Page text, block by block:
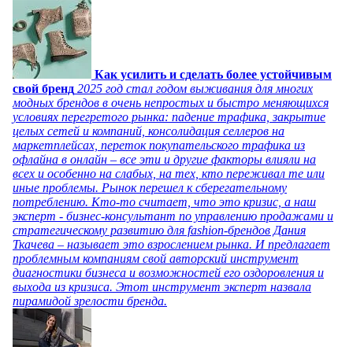
Как усилить и сделать более устойчивым
свой бренд 2025 год стал годом выживания для многих
модных брендов в очень непростых и быстро меняющихся
условиях перегретого рынка: падение трафика, закрытие
целых сетей и компаний, консолидация селлеров на
маркетплейсах, переток покупательского трафика из
офлайна в онлайн – все эти и другие факторы влияли на
всех и особенно на слабых, на тех, кто переживал те или
иные проблемы. Рынок перешел к сберегательному
потреблению. Кто-то считает, что это кризис, а наш
эксперт - бизнес-консультант по управлению продажами и
стратегическому развитию для fashion-брендов Дания
Ткачева – называет это взрослением рынка. И предлагает
проблемным компаниям свой авторский инструмент
диагностики бизнеса и возможностей его оздоровления и
выхода из кризиса. Этот инструмент эксперт назвала
пирамидой зрелости бренда.